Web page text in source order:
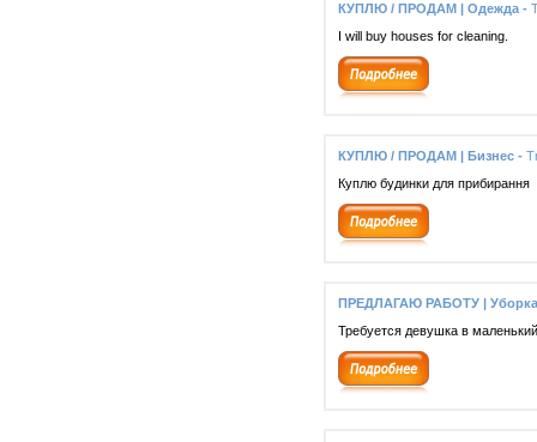
КУПЛЮ / ПРОДАМ | Одежда -
I will buy houses for cleaning.
КУПЛЮ / ПРОДАМ | Бизнес -
Куплю будинки для прибирання
ПРЕДЛАГАЮ РАБОТУ |
Требуется девушка в